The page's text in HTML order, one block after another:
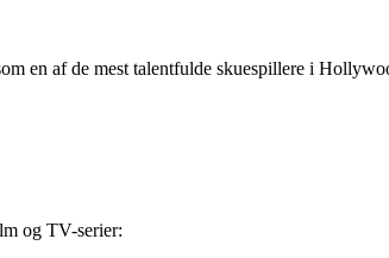
en af de mest talentfulde skuespillere i
og TV-serier: